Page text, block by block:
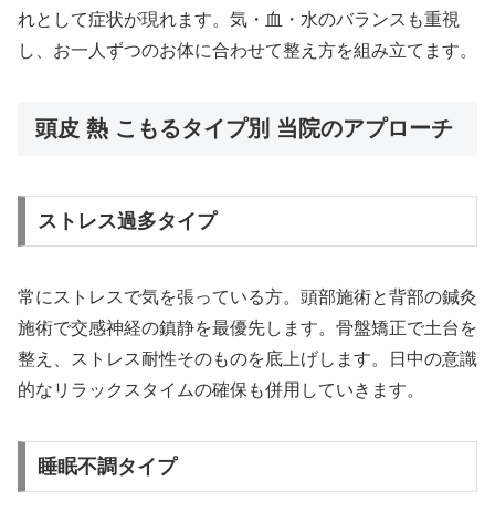
れとして症状が現れます。気・血・水のバランスも重視
し、お一人ずつのお体に合わせて整え方を組み立てます。
頭皮 熱 こもるタイプ別 当院のアプローチ
ストレス過多タイプ
常にストレスで気を張っている方。頭部施術と背部の鍼灸
施術で交感神経の鎮静を最優先します。骨盤矯正で土台を
整え、ストレス耐性そのものを底上げします。日中の意識
的なリラックスタイムの確保も併用していきます。
睡眠不調タイプ